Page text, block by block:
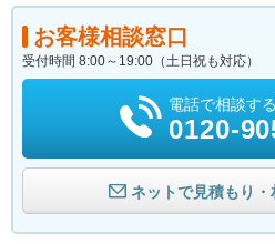
お客様相談窓口
受付時間 8:00～19:00（土日祝も対応）
電話で相談す
0120-
ネットで見積もり・